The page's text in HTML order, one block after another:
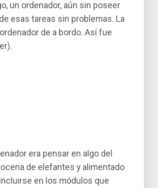
un ordenador, aún sin poseer
esas tareas sin problemas. La
de a bordo. Así­ fue
era pensar en algo del
de elefantes y alimentado
en los módulos que